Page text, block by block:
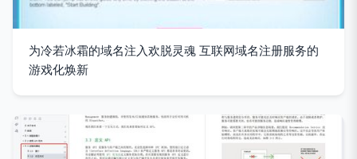
为冷若冰霜的域名注入欢脱灵魂 互联网域名注册服务的
游戏化焕新